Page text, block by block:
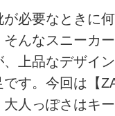
が必要なときに
んなスニーカ
、上品なデザイ
す。今回は【
大人っぽさはキ